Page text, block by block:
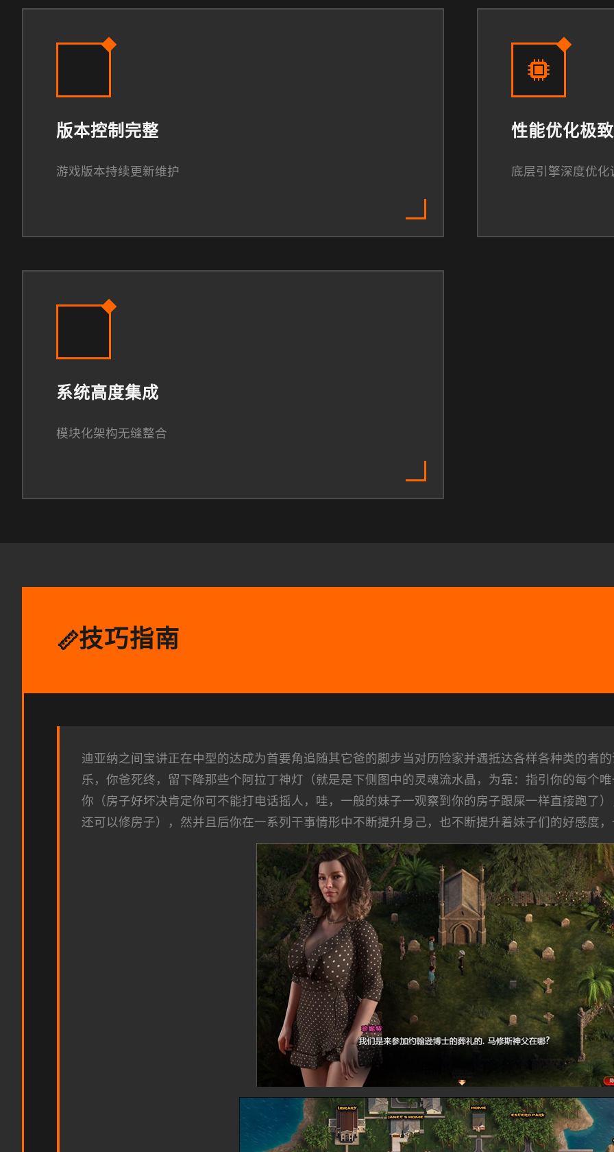
版本控制完整
游戏版本持续更新维护
性能优化极致
底层引擎深度优化
系统高度集成
模块化架构无缝整合
📏技巧指南
迪亚纳之间宝讲正在中型的达成为首要角追随其它爸的脚步当对历险家并遇抵达各样各种类的者
乐，你爸死终，留下降那些个阿拉丁神灯（就是是下侧图中的灵魂流水晶，为靠：指引你的每个
你（房子好坏决肯定你可不能打电话摇人，哇，一般的妹子一观察到你的房子跟屎一样直接跑了
还可以修房子），然并且后你在一系列干事情形中不断提升身己，也不断提升着妹子们的好感度